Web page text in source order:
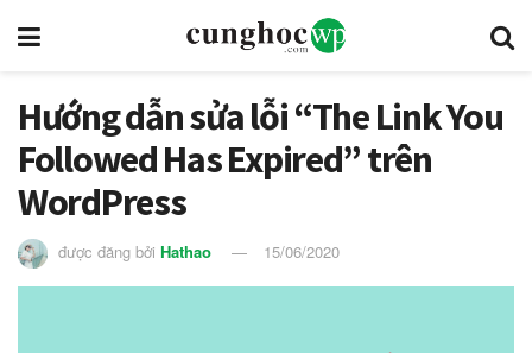
Hướng dẫn sửa lỗi “The Link You
Followed Has Expired” trên
WordPress
được đăng bởi Hathao 15/06/2020